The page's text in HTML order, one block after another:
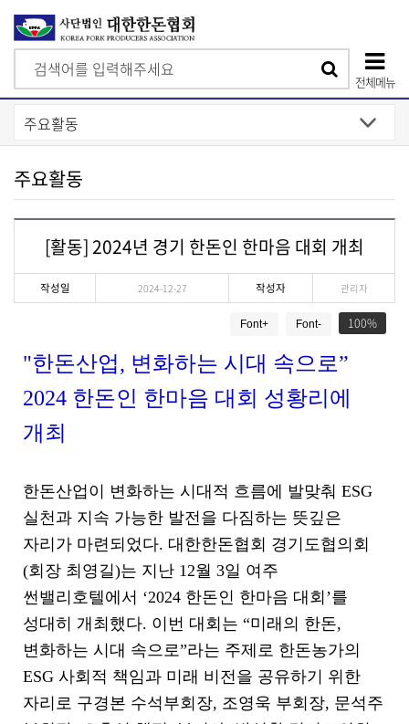
색
전체메뉴
상
단
모
바
일
뉴
주요활동
보
로
작
일
성
자
부
파
일
[활동] 2024년 경기 한돈인 한마음 대회 개최
작성일 2024-12-27 작성자 관리자
100
Font+ Font-
"한돈산업, 변화하는 시대 속으로”
2024 한돈인 한마음 대회 성황리에
개최
한돈산업이 변화하는 시대적 흐름에 발맞춰 ESG
실천과 지속 가능한 발전을 다짐하는 뜻깊은
자리가 마련되었다. 대한한돈협회 경기도협의회
(회장 최영길)는 지난 12월 3일 여주
썬밸리호텔에서 ‘2024 한돈인 한마음 대회’를
성대히 개최했다. 이번 대회는 “미래의 한돈,
변화하는 시대 속으로”라는 주제로 한돈농가의
ESG 사회적 책임과 미래 비전을 공유하기 위한
자리로 구경본 수석부회장, 조영욱 부회장, 문석주